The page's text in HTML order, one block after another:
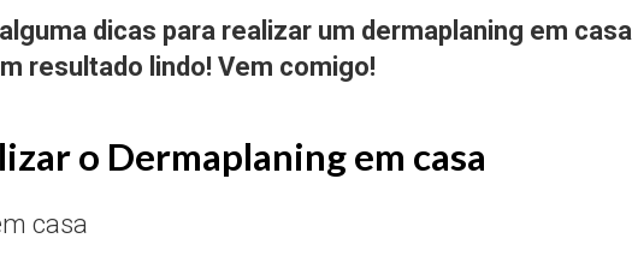
dicas para realizar um dermaplaning em casa
resultado lindo! Vem comigo!
o Dermaplaning em casa